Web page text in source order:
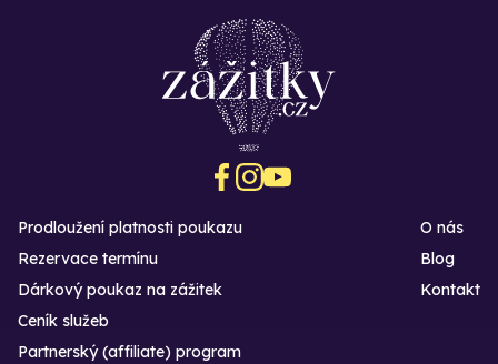
Prodloužení platnosti poukazu
Rezervace termínu
Dárkový poukaz na zážitek
O nás
Blog
Kontakt
Ceník služeb
Partnerský (affiliate) program